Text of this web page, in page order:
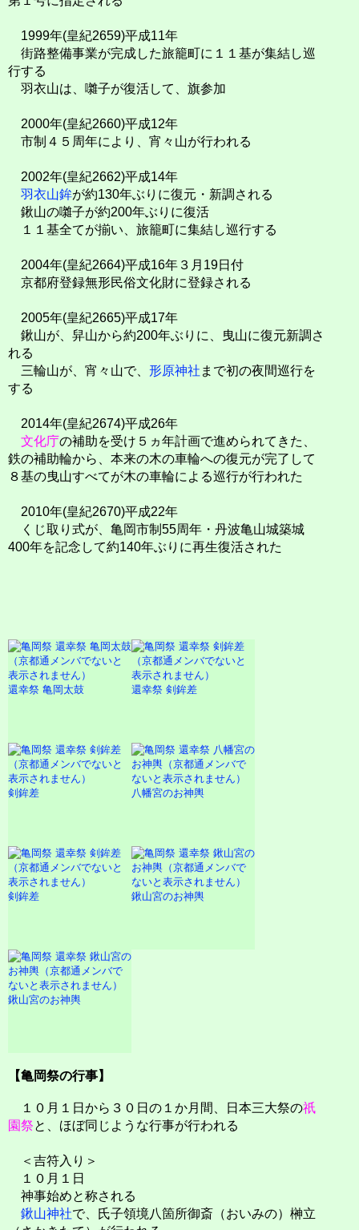
1999年(皇紀2659)平成11年
街路整備事業が完成した旅籠町に１１基が集結し巡
行する
羽衣山は、囃子が復活して、旗参加
2000年(皇紀2660)平成12年
市制４５周年により、宵々山が行われる
2002年(皇紀2662)平成14年
羽衣山鉾が約130年ぶりに復元・新調される
鍬山の囃子が約200年ぶりに復活
１１基全てが揃い、旅籠町に集結し巡行する
2004年(皇紀2664)平成16年３月19日付
京都府登録無形民俗文化財に登録される
2005年(皇紀2665)平成17年
鍬山が、舁山から約200年ぶりに、曳山に復元新調さ
れる
三輪山が、宵々山で、 形原神社 まで初の夜間巡行を
する
2014年(皇紀2674)平成26年
文化庁の補助を受け５ヵ年計画で進められてきた、
鉄の補助輪から、本来の木の車輪への復元が完了して
８基の曳山すべてが木の車輪による巡行が行われた
2010年(皇紀2670)平成22年
くじ取り式が、亀岡市制55周年・丹波亀山城築城
400年を記念して約140年ぶりに再生復活された
還幸祭 亀岡太鼓 還幸祭 剣鉾差
剣鉾差 八幡宮のお神輿
剣鉾差 鍬山宮のお神輿
鍬山宮のお神輿
【亀岡祭の行事】
１０月１日から３０日の１か月間、日本三大祭の祇
園祭と、ほぼ同じような行事が行われる
＜吉符入り＞
１０月１日
神事始めと称される
鍬山神社で、氏子領境八箇所御斎（おいみの）榊立